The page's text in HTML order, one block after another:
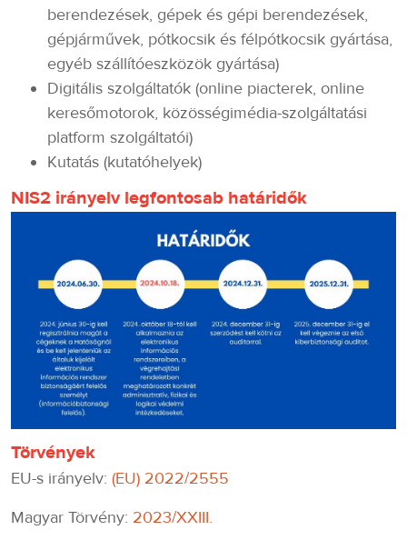
berendezések, gépek és gépi berendezések,
gépjárművek, pótkocsik és félpótkocsik gyártása,
egyéb szállítóeszközök gyártása)
Digitális szolgáltatók (online piacterek, online
keresőmotorok, közösségimédia-szolgáltatási
platform szolgáltatói)
Kutatás (kutatóhelyek)
NIS2 irányelv legfontosab határidők
Törvények
EU-s irányelv: (EU) 2022/2555
Magyar Törvény: 2023/XXIII.